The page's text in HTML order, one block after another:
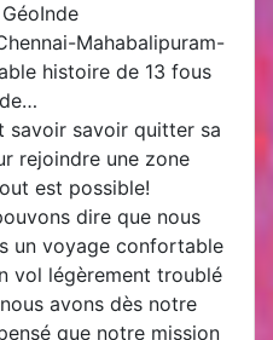
Mahabalipuram-
histoire de 13 fous
savoir savoir quitter sa
rejoindre une zone
est possible!
dire que nous
un voyage confortable
vol légèrement troublé
avons dès notre
que notre mission